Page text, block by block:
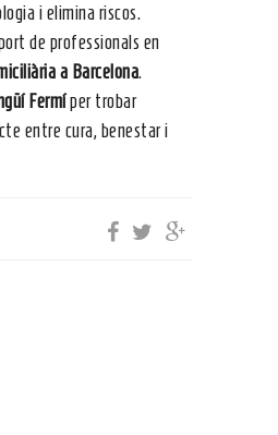
i elimina riscos.
de professionals en
a Barcelona.
Fermíper trobar
entre cura, benestar i